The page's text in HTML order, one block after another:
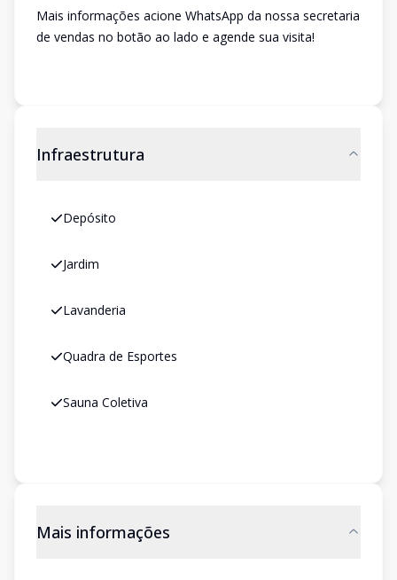
Mais informações acione WhatsApp da nossa secretaria
de vendas no botão ao lado e agende sua visita!
Infraestrutura
Depósito
Jardim
Lavanderia
Quadra de Esportes
Sauna Coletiva
Mais informações